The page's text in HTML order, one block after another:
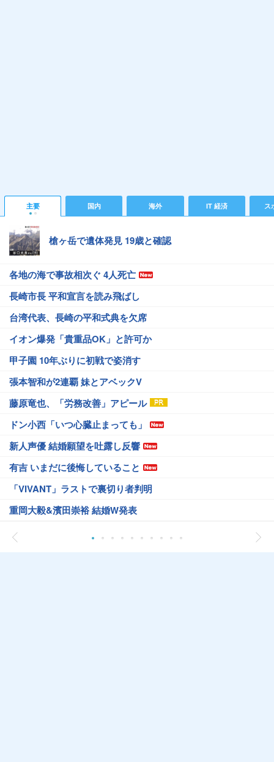
主要 国内 海外 IT 経済 ス
槍ヶ岳で遺体発見 19歳と確認
各地の海で事故相次ぐ 4人死亡
長崎市長 平和宣言を読み飛ばし
台湾代表、長崎の平和式典を欠席
イオン爆発「貴重品OK」と許可か
甲子園 10年ぶりに初戦で姿消す
張本智和が2連覇 妹とアベックV
藤原竜也、「労務改善」アピール
ドン小西「いつ心臓止まっても」
新人声優 結婚願望を吐露し反響
有吉 いまだに後悔していること
「VIVANT」ラストで裏切り者判明
重岡大毅&濱田崇裕 結婚W発表